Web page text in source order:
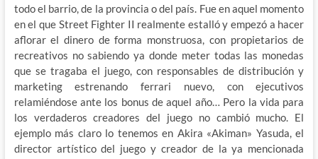
todo el barrio, de la provincia o del país. Fue en aquel momento
en el que Street Fighter II realmente estalló y empezó a hacer
aflorar el dinero de forma monstruosa, con propietarios de
recreativos no sabiendo ya donde meter todas las monedas
que se tragaba el juego, con responsables de distribución y
marketing estrenando ferrari nuevo, con ejecutivos
relamiéndose ante los bonus de aquel año… Pero la vida para
los verdaderos creadores del juego no cambió mucho. El
ejemplo más claro lo tenemos en Akira «Akiman» Yasuda, el
director artístico del juego y creador de la ya mencionada